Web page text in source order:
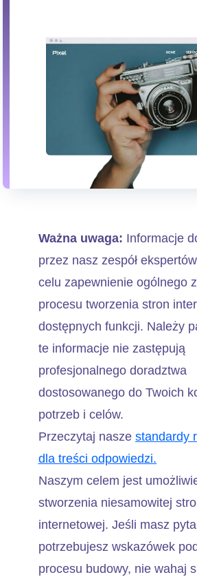
Ważna uwaga: Informacje
przez nasz zespół
celu zapewnienie ogólnego
procesu tworzenia stron
dostępnych funkcji. Należy
te informacje nie zastępują
profesjonalnego doradztwa
dostosowanego do Twoich
potrzeb i celów.
Przeczytaj nasze standardy
dla treści odpowiedzi.
Naszym celem jest
stworzenia niesamowitej
internetowej. Jeśli masz
potrzebujesz wskazówek
procesu budowy, nie wahaj